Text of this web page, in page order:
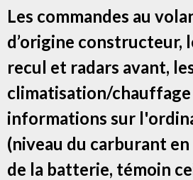
Les commandes au
d’origine constructeur,
recul et radars avant,
climatisation/chauffage
informations sur
(niveau du carburant
de la batterie, témoin